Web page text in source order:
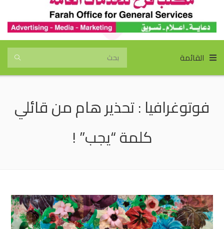
القائمة
فوتوغرافيا : تحذير هام من قائلي
كلمة “يجب” !